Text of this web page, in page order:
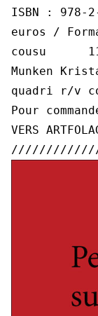
ISBN : 978-
euros /
cousu 112
Munken
quadri r/v
Pour
VERS